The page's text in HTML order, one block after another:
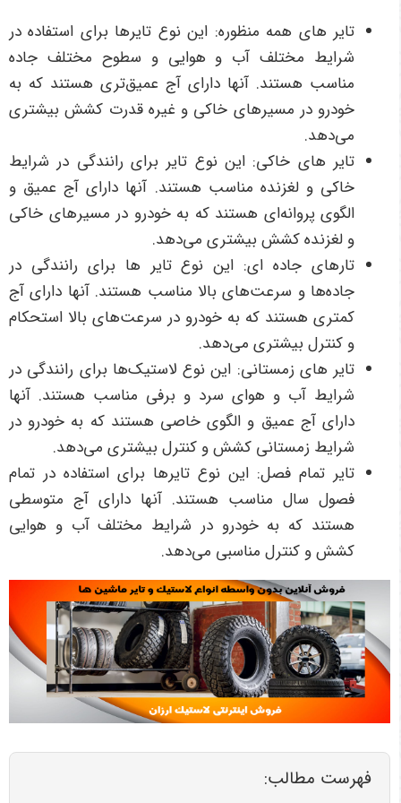
تایر های همه منظوره: این نوع تایرها برای استفاده در
شرایط مختلف آب و هوایی و سطوح مختلف جاده
مناسب هستند. آنها دارای آج عمیق‌تری هستند که به
خودرو در مسیرهای خاکی و غیره قدرت کشش بیشتری
می‌دهد.
تایر های خاکی: این نوع تایر برای رانندگی در شرایط
خاکی و لغزنده مناسب هستند. آنها دارای آج عمیق و
الگوی پروانه‌ای هستند که به خودرو در مسیرهای خاکی
و لغزنده کشش بیشتری می‌دهد.
تارهای جاده ای: این نوع تایر ها برای رانندگی در
جاده‌ها و سرعت‌های بالا مناسب هستند. آنها دارای آج
کمتری هستند که به خودرو در سرعت‌های بالا استحکام
و کنترل بیشتری می‌دهد.
تایر های زمستانی: این نوع لاستیک‌ها برای رانندگی در
شرایط آب و هوای سرد و برفی مناسب هستند. آنها
دارای آج عمیق و الگوی خاصی هستند که به خودرو در
شرایط زمستانی کشش و کنترل بیشتری می‌دهد.
تایر تمام فصل: این نوع تایرها برای استفاده در تمام
فصول سال مناسب هستند. آنها دارای آج متوسطی
هستند که به خودرو در شرایط مختلف آب و هوایی
کشش و کنترل مناسبی می‌دهد.
فهرست مطالب: